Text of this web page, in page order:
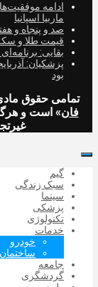
ادامه
ماربیا اسپانیا
صد و پنجاه و
قیمت طلا و سکه
بقایی:
پزشکیان:
بود
تمامی حقوق
فان» است و
گیم
سبک زندگی
سینما
پزشکی
تکنولوژی
خدمات
خودرو
جامعه
گردشگری